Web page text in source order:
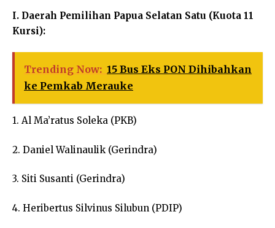
I. Daerah Pemilihan Papua Selatan Satu (Kuota 11
Kursi):
Trending Now: 15 Bus Eks PON Dihibahkan
ke Pemkab Merauke
1. Al Ma’ratus Soleka (PKB)
2. Daniel Walinaulik (Gerindra)
3. Siti Susanti (Gerindra)
4. Heribertus Silvinus Silubun (PDIP)